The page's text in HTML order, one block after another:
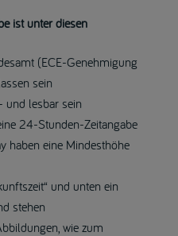
ist unter diesen
(ECE-Genehmigung
sein
und lesbar sein
24-Stunden-Zeitangabe
haben eine Mindesthöhe
und unten ein
stehen
wie zum